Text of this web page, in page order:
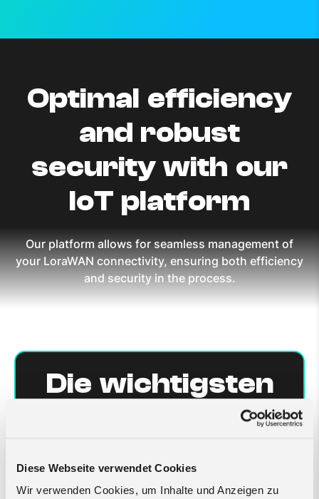
Diese Webseite verwendet Cookies
Wir verwenden Cookies, um Inhalte und Anzeigen zu
Optimal efficiency
and robust
security with our
IoT platform
Our platform allows for seamless management of
your LoraWAN connectivity, ensuring both efficiency
and security in the process.
Die wichtigsten
Merkmale des
Portals